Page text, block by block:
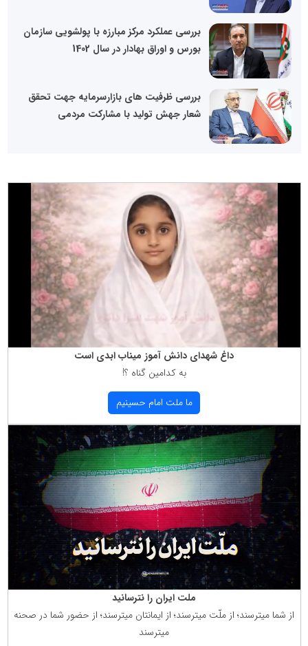
بررسی عملکرد مرکز مبارزه با پولشویی سازمان
بورس و اوراق بهادار در سال 1402
بررسی ظرفیت های بازارسرمایه جهت تحقق
شعار جهش تولید با مشارکت مردمی
داغ شهدای دانش آموز میناب ابدی است
به كدامین گناه ؟!
ما ملت امام حسینیم
ملت ایران را نترسانید
از شما میترسند؛ از ملّت میترسند؛ از ایمانتان میترسند؛ از حضور شما در صحنه
میترسند